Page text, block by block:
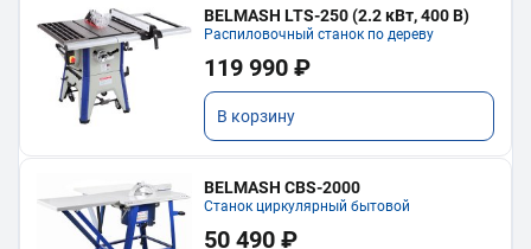
BELMASH LTS-250 (2.2 кВт, 400 В)
Распиловочный станок по дереву
119 990 ₽
В корзину
BELMASH CBS-2000
Станок циркулярный бытовой
50 490 ₽